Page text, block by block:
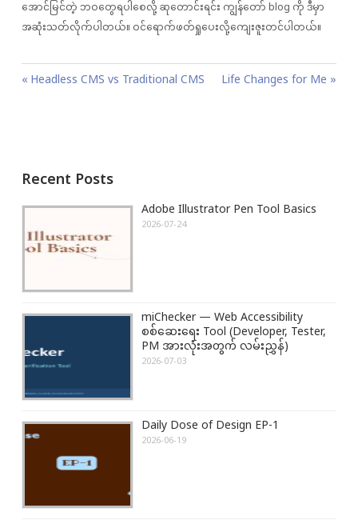
အောင်မြင်တဲ့ ဘဝတွေရပါစေလို့ ဆုတောင်းရင်း ကျွန်တော် blog ကို ဒီမှာ
အဆုံးသတ်လိုက်ပါတယ်။ ဝင်ရောက်ဖတ်ရှုပေးလို့ကျေးဇူးတင်ပါတယ်။
P
a
v
g
a
i
o
P
o
u
P
o
t
:
Headless CMS vs Traditional CMS
N
s
t
Life Changes for Me
Recent Posts
Adobe Illustrator Pen Tool Basics
2026-07-24
miChecker — Web Accessibility
စစ်ဆေးရေး Tool (Developer, Tester,
PM အားလုံးအတွက် လမ်းညွှန်)
2026-07-03
Daily Dose of Design EP-1
2026-06-19